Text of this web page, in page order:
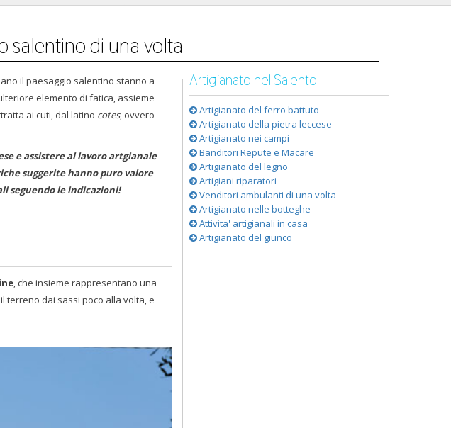
salentino di una volta
il paesaggio salentino stanno a
elemento di fatica, assieme
ai cuti, dal latino cotes, ovvero
e assistere al lavoro artgianale
suggerite hanno puro valore
seguendo le indicazioni!
, che insieme rappresentano una
terreno dai sassi poco alla volta, e
Artigianato nel Salento
Artigianato del ferro battuto
Artigianato della pietra leccese
Artigianato nei campi
Banditori Repute e Macare
Artigianato del legno
Artigiani riparatori
Venditori ambulanti di una volta
Artigianato nelle botteghe
Attivita' artigianali in casa
Artigianato del giunco